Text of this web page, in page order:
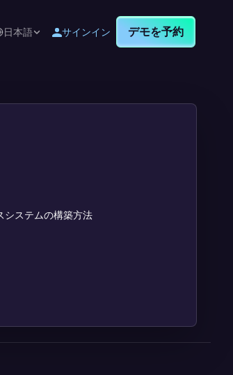
日本語 サインイン デモを予約